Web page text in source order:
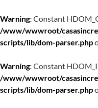
Warning: Constant
/www/wwwroot/
scripts/lib/dom-parser.php
Warning: Constant
/www/wwwroot/
scripts/lib/dom-parser.php